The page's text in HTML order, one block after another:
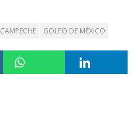
CAMPECHE GOLFO DE MÉXICO